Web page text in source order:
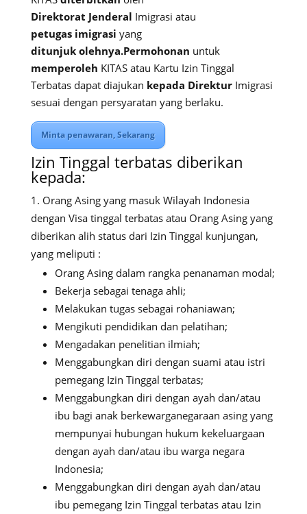
Direktorat Jenderal Imigrasi atau
petugas imigrasi yang
ditunjuk olehnya.Permohonan untuk
memperoleh KITAS atau Kartu Izin Tinggal
Terbatas dapat diajukan kepada DirekturImigrasi
sesuai dengan persyaratan yang berlaku.
Minta penawaran, Sekarang
Izin Tinggal terbatas diberikan
kepada:
Orang Asing yang masuk Wilayah Indonesia
dengan Visa tinggal terbatas atau Orang Asing yang
diberikan alih status dari Izin Tinggal kunjungan,
yang meliputi :
Orang Asing dalam rangka penanaman modal;
Bekerja sebagai tenaga ahli;
Melakukan tugas sebagai rohaniawan;
Mengikuti pendidikan dan pelatihan;
Mengadakan penelitian ilmiah;
Menggabungkan diri dengan suami atau istri
pemegang Izin Tinggal terbatas;
Menggabungkan diri dengan ayah dan/atau
ibu bagi anak berkewarganegaraan asing yang
mempunyai hubungan hukum kekeluargaan
dengan ayah dan/atau ibu warga negara
Indonesia;
Menggabungkan diri dengan ayah dan/atau
ibu pemegang Izin Tinggal terbatas atau Izin